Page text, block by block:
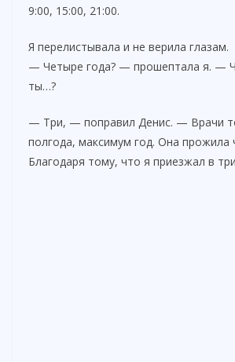
9:00, 15:00, 21:00.
Я перелистывала и не верила глазам.
— Четыре года? — прошептала я. —
ты…?
— Три, — поправил Денис. — Врачи
полгода, максимум год. Она прожила
Благодаря тому, что я приезжал в